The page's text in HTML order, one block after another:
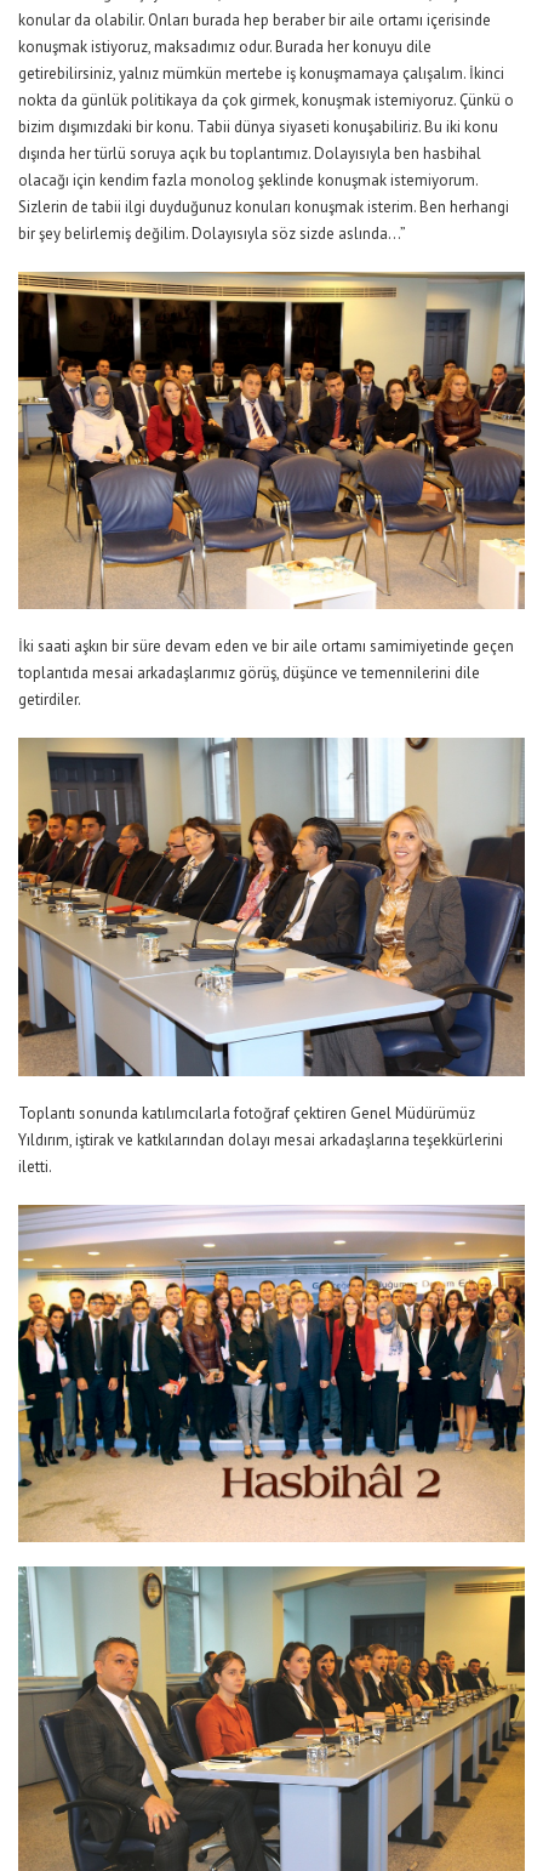
konular da olabilir. Onları burada hep beraber bir aile ortamı içerisinde
konuşmak istiyoruz, maksadımız odur. Burada her konuyu dile
getirebilirsiniz, yalnız mümkün mertebe iş konuşmamaya çalışalım. İkinci
nokta da günlük politikaya da çok girmek, konuşmak istemiyoruz. Çünkü o
bizim dışımızdaki bir konu. Tabii dünya siyaseti konuşabiliriz. Bu iki konu
dışında her türlü soruya açık bu toplantımız. Dolayısıyla ben hasbihal
olacağı için kendim fazla monolog şeklinde konuşmak istemiyorum.
Sizlerin de tabii ilgi duyduğunuz konuları konuşmak isterim. Ben herhangi
bir şey belirlemiş değilim. Dolayısıyla söz sizde aslında…”
İki saati aşkın bir süre devam eden ve bir aile ortamı samimiyetinde geçen
toplantıda mesai arkadaşlarımız görüş, düşünce ve temennilerini dile
getirdiler.
Toplantı sonunda katılımcılarla fotoğraf çektiren Genel Müdürümüz
Yıldırım, iştirak ve katkılarından dolayı mesai arkadaşlarına teşekkürlerini
iletti.